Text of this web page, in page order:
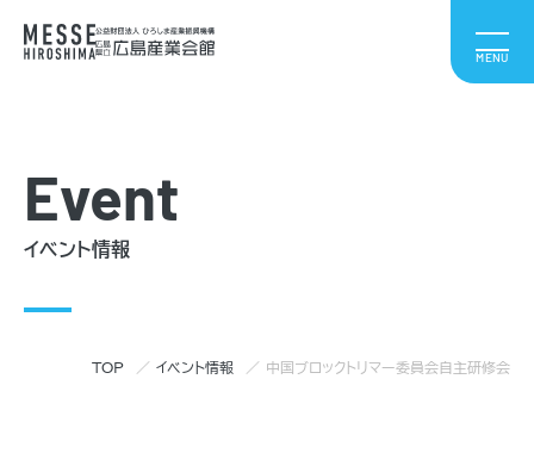
Event
イベント情報
TOP イベント情報 中国ブロックトリマー委員会自主研修会